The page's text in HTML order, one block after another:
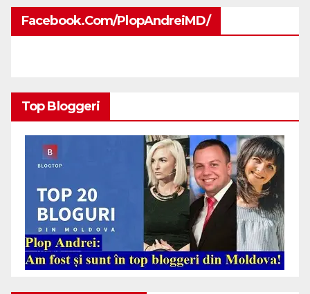
Facebook.com/PlopAndreiMD/
Top Bloggeri